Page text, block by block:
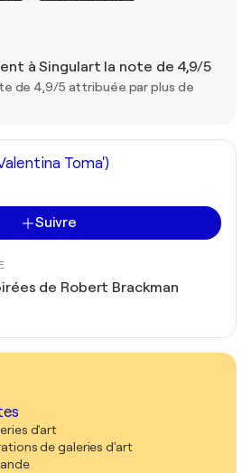
à Singulart la note de 4,9/5
de 4,9/5 attribuée par plus de
Toma')
Suivre
de Robert Brackman
d'art
de galeries d'art